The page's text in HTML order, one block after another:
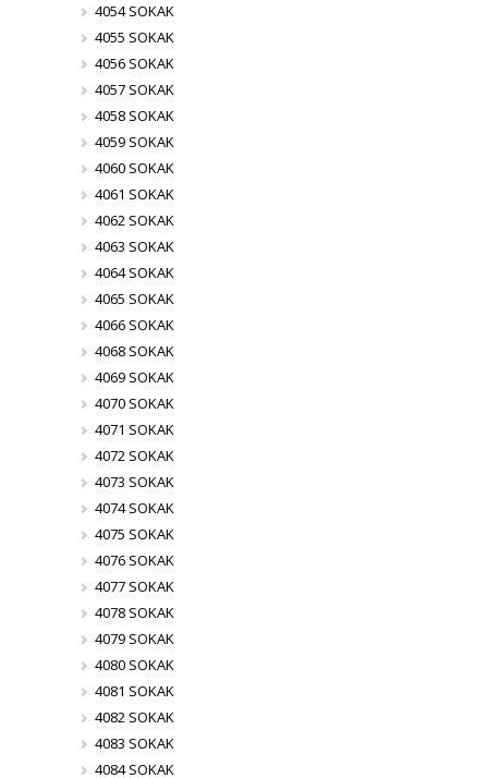
4054 SOKAK
4055 SOKAK
4056 SOKAK
4057 SOKAK
4058 SOKAK
4059 SOKAK
4060 SOKAK
4061 SOKAK
4062 SOKAK
4063 SOKAK
4064 SOKAK
4065 SOKAK
4066 SOKAK
4068 SOKAK
4069 SOKAK
4070 SOKAK
4071 SOKAK
4072 SOKAK
4073 SOKAK
4074 SOKAK
4075 SOKAK
4076 SOKAK
4077 SOKAK
4078 SOKAK
4079 SOKAK
4080 SOKAK
4081 SOKAK
4082 SOKAK
4083 SOKAK
4084 SOKAK